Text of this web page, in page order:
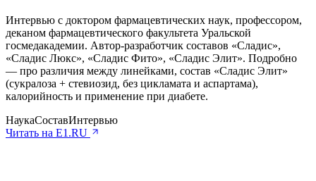
Интервью с доктором фармацевтических наук, профессором,
деканом фармацевтического факультета Уральской
госмедакадемии. Автор-разработчик составов «Сладис»,
«Сладис Люкс», «Сладис Фито», «Сладис Элит». Подробно
— про различия между линейками, состав «Сладис Элит»
(сукралоза + стевиозид, без цикламата и аспартама),
калорийность и применение при диабете.
НаукаСоставИнтервью
Читать на E1.RU